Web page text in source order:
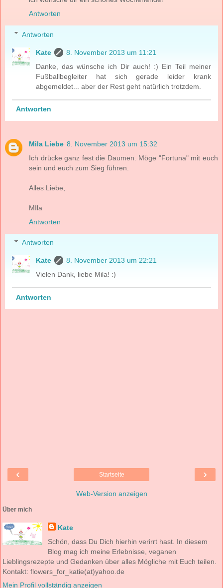
Antworten
Antworten
Kate
8. November 2013 um 11:21
Danke, das wünsche ich Dir auch! :) Ein Teil meiner
Fußballbegleiter hat sich gerade leider krank
abgemeldet... aber der Rest geht natürlich trotzdem.
Antworten
Mila Liebe 8. November 2013 um 15:32
Ich drücke ganz fest die Daumen. Möge "Fortuna" mit euch
sein und euch zum Sieg führen.
Alles Liebe,
MIla
Antworten
Antworten
Kate
8. November 2013 um 22:21
Vielen Dank, liebe Mila! :)
Antworten
‹ ›
Startseite
Web-Version anzeigen
Über mich
Kate
Schön, dass Du Dich hierhin verirrt hast. In diesem
Blog mag ich meine Erlebnisse, veganen
Lieblingsrezepte und Gedanken über alles Mögliche mit Euch teilen.
Kontakt: flowers_for_katie(at)yahoo.de
Mein Profil vollständig anzeigen